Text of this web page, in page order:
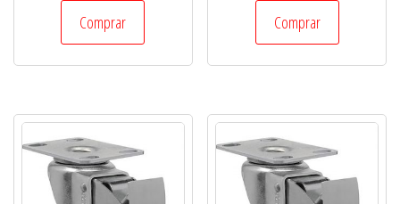
Comprar Comprar